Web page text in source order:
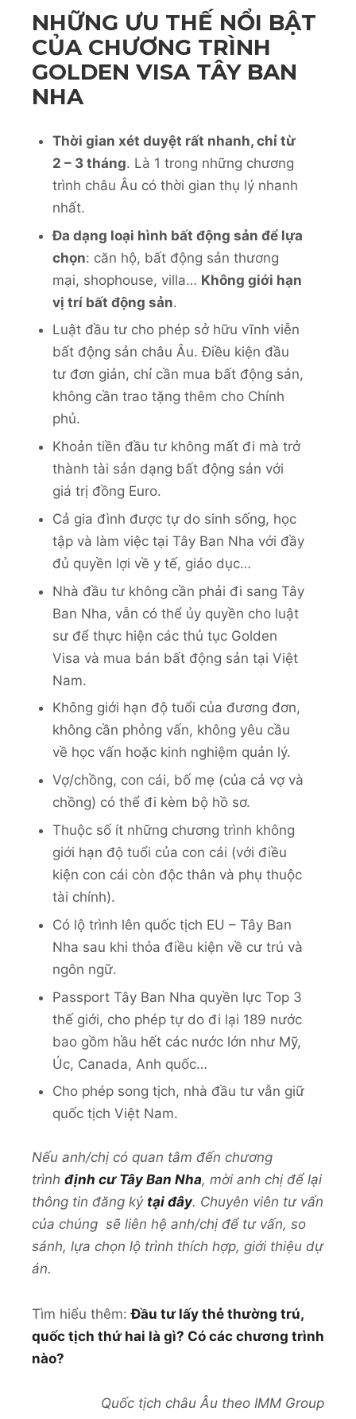
NHỮNG ƯU THẾ NỔI BẬT
CỦA CHƯƠNG TRÌNH
GOLDEN VISA TÂY BAN
NHA
Thời gian xét duyệt rất nhanh, chỉ từ
2 – 3 tháng. Là 1 trong những chương
trình châu Âu có thời gian thụ lý nhanh
nhất.
Đa dạng loại hình bất động sản để lựa
chọn: căn hộ, bất động sản thương
mại, shophouse, villa… Không giới hạn
vị trí bất động sản.
Luật đầu tư cho phép sở hữu vĩnh viễn
bất động sản châu Âu. Điều kiện đầu
tư đơn giản, chỉ cần mua bất động sản,
không cần trao tặng thêm cho Chính
phủ.
Khoản tiền đầu tư không mất đi mà trở
thành tài sản dạng bất động sản với
giá trị đồng Euro.
Cả gia đình được tự do sinh sống, học
tập và làm việc tại Tây Ban Nha với đầy
đủ quyền lợi về y tế, giáo dục…
Nhà đầu tư không cần phải đi sang Tây
Ban Nha, vẫn có thể ủy quyền cho luật
sư để thực hiện các thủ tục Golden
Visa và mua bán bất động sản tại Việt
Nam.
Không giới hạn độ tuổi của đương đơn,
không cần phỏng vấn, không yêu cầu
về học vấn hoặc kinh nghiệm quản lý.
Vợ/chồng, con cái, bố mẹ (của cả vợ và
chồng) có thể đi kèm bộ hồ sơ.
Thuộc số ít những chương trình không
giới hạn độ tuổi của con cái (với điều
kiện con cái còn độc thân và phụ thuộc
tài chính).
Có lộ trình lên quốc tịch EU – Tây Ban
Nha sau khi thỏa điều kiện về cư trú và
ngôn ngữ.
Passport Tây Ban Nha quyền lực Top 3
thế giới, cho phép tự do đi lại 189 nước
bao gồm hầu hết các nước lớn như Mỹ,
Úc, Canada, Anh quốc…
Cho phép song tịch, nhà đầu tư vẫn giữ
quốc tịch Việt Nam.
Nếu anh/chị có quan tâm đến chương
trình định cư Tây Ban Nha, mời anh chị để lại
thông tin đăng ký tại đây. Chuyên viên tư vấn
của chúng sẽ liên hệ anh/chị để tư vấn, so
sánh, lựa chọn lộ trình thích hợp, giới thiệu dự
án.
Tìm hiểu thêm:Đầu tư lấy thẻ thường trú,
quốc tịch thứ hai là gì? Có các chương trình
nào?
Quốc tịch châu Âu theo IMM Group